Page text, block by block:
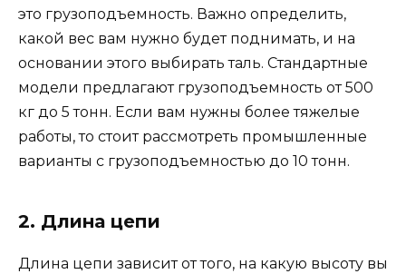
это грузоподъемность. Важно определить,
какой вес вам нужно будет поднимать, и на
основании этого выбирать таль. Стандартные
модели предлагают грузоподъемность от 500
кг до 5 тонн. Если вам нужны более тяжелые
работы, то стоит рассмотреть промышленные
варианты с грузоподъемностью до 10 тонн.
2. Длина цепи
Длина цепи зависит от того, на какую высоту вы